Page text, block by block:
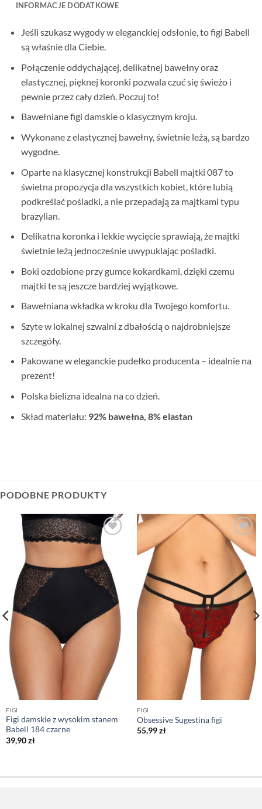
INFORMACJE DODATKOWE
Jeśli szukasz wygody w eleganckiej odsłonie, to figi Babell
są właśnie dla Ciebie.
Połączenie oddychającej, delikatnej bawełny oraz
elastycznej, pięknej koronki pozwala czuć się świeżo i
pewnie przez cały dzień. Poczuj to!
Bawełniane figi damskie o klasycznym kroju.
Wykonane z elastycznej bawełny, świetnie leżą, są bardzo
wygodne.
Oparte na klasycznej konstrukcji Babell majtki 087 to
świetna propozycja dla wszystkich kobiet, które lubią
podkreślać pośladki, a nie przepadają za majtkami typu
brazylian.
Delikatna koronka i lekkie wycięcie sprawiają, że majtki
świetnie leżą jednocześnie uwypuklając pośladki.
Boki ozdobione przy gumce kokardkami, dzięki czemu
majtki te są jeszcze bardziej wyjątkowe.
Bawełniana wkładka w kroku dla Twojego komfortu.
Szyte w lokalnej szwalni z dbałością o najdrobniejsze
szczegóły.
Pakowane w eleganckie pudełko producenta – idealnie na
prezent!
Polska bielizna idealna na co dzień.
Skład materiału: 92% bawełna, 8% elastan
PODOBNE PRODUKTY
FIGI
Figi damskie z wysokim stanem
Babell 184 czarne
39,90zł
FIGI
Obsessive Sugestina figi
55,99zł